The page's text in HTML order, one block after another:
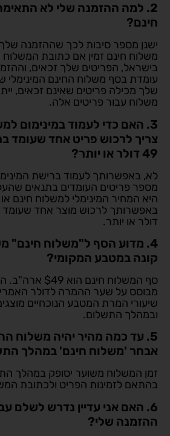
2. למה ההזמנה שלי לא
חינם?
ישנן מספר סיבות לכך שההזמנה
משלוח חינם זמין אם כתובת
בישראל, הפריטים שלך זכאים,
שלך מכילה פריטים שאינם זכאים,
משלוח עבור פריטים אלה.
3. האם כדי לעמוד במינימום
צריך לרכוש פריט אחד שעומד
49 דולר או יותר?
לא, באפשרותך לעמוד ברישת
מספר פריטים העומדים בתנאים
היא המחיר המינימלי למשלוח חינם או
דולר או יותר.
4. מדוע הסף ל"משלוח חינם"
קונה במטבע המקומי?
סף המשלוח
מבוסס על שער ההמרה לדולר
שיעורי המרת המטבע הנוכחיים
ובמהלך התשלום.
5. עד כמה מהיר יהיה משלוח
אבחר 'משלוח חינם' במהלך
זמן המשלוח משוער יסופק במהלך
בהתאם לזמינות הפריט ולכתובת
6. האם אני עדיין נדרש לשלם
ההזמנה שלי?